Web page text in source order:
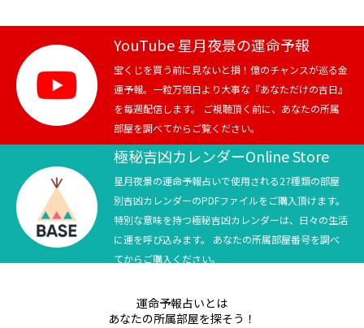
テニス
スポーツ
競馬
テニス四大大会・五輪
テニス四大大会・五輪
YouTube 星月夜景の運命予報
宝くじを買う前に見ないと損！億のチャンスが巡る金
運予報。一粒万倍日より大事な『あなただけの吉日』
を毎週配信します。 ご視聴頂く前に、あなたの所属
部屋を調べてからご覧ください。
極秘吉凶カレンダーOnline Store
星月夜景の運命予報占いで使用される27種類の部屋
別吉凶カレンダーのPDFファイルをご購入頂けます。
特別な意味を持つ極秘吉凶カレンダーは、日々の生活
に運を呼び込みます。 あなたの所属部屋番号を調べ
てからご購入ください。
運命予報占いとは
あなたの所属部屋を探そう！